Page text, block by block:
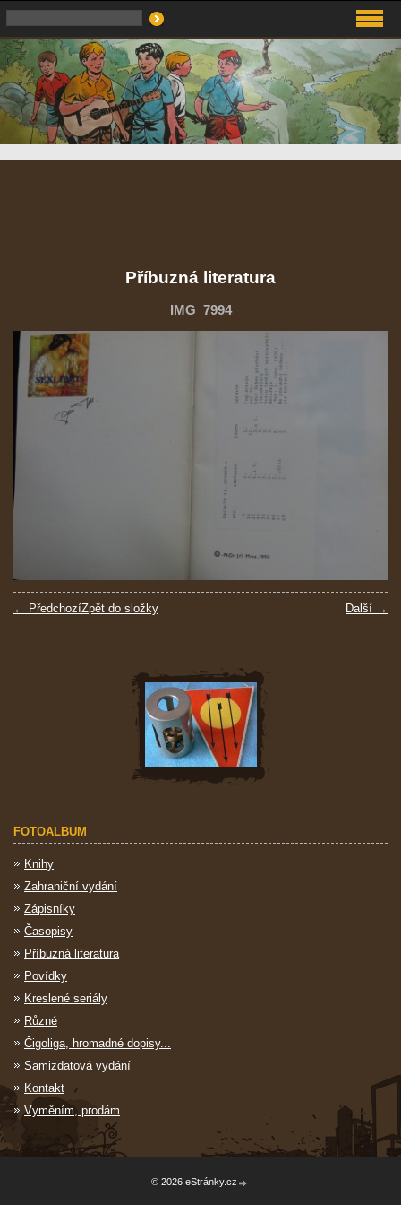
Příbuzná literatura
IMG_7994
← Předchozí Další →
Zpět do složky
FOTOALBUM
Knihy
Zahraniční vydání
Zápisníky
Časopisy
Příbuzná literatura
Povídky
Kreslené seriály
Různé
Čigoliga, hromadné dopisy...
Samizdatová vydání
Kontakt
Vyměním, prodám
© 2026 eStránky.cz